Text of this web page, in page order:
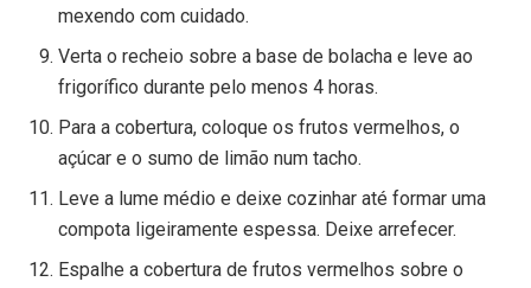
mexendo com cuidado.
Verta o recheio sobre a base de bolacha e leve ao
frigorífico durante pelo menos 4 horas.
Para a cobertura, coloque os frutos vermelhos, o
açúcar e o sumo de limão num tacho.
Leve a lume médio e deixe cozinhar até formar uma
compota ligeiramente espessa. Deixe arrefecer.
Espalhe a cobertura de frutos vermelhos sobre o